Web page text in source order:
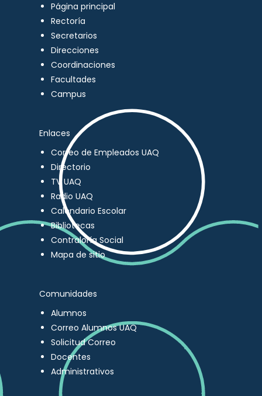
Página principal
Rectoría
Secretarios
Direcciones
Coordinaciones
Facultades
Campus
Enlaces
Correo de Empleados UAQ
Directorio
TV UAQ
Radio UAQ
Calendario Escolar
Bibliotecas
Contraloría Social
Mapa de sitio
Comunidades
Alumnos
Correo Alumnos UAQ
Solicitud Correo
Docentes
Administrativos